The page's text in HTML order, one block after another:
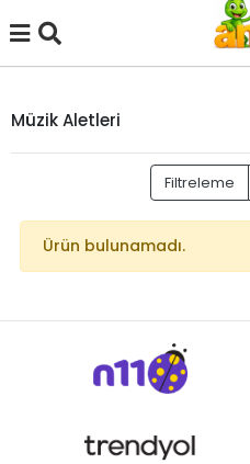
Müzik Aletleri
Filtreleme
Ürün bulunamadı.